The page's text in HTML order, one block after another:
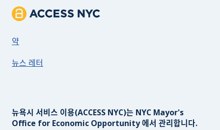
ACCESS NYC 소개
약
뉴스 레터
뉴욕시 서비스 이용(ACCESS NYC)는 NYC Mayor's
Office for Economic Opportunity 에서 관리합니다.